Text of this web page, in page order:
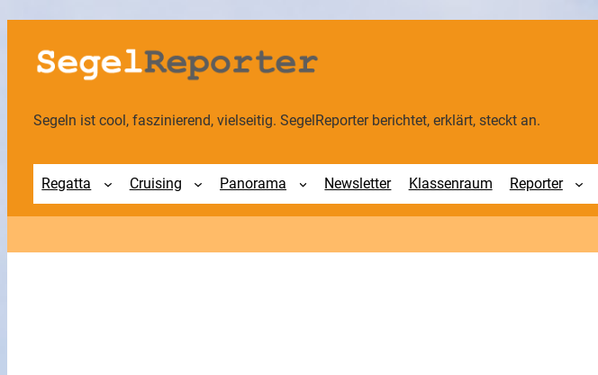
Zum
Inhalt
springen
Segeln ist cool, faszinierend, vielseitig. SegelReporter berichtet, erklärt, steckt an.
Regatta Cruising Panorama Newsletter Klassenraum Reporter